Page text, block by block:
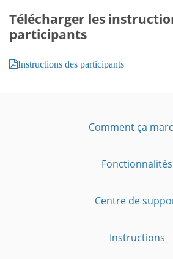
Télécharger les
participants
Instructions des participants
Comment ça
Fonctionnalités
Centre de
Instructions